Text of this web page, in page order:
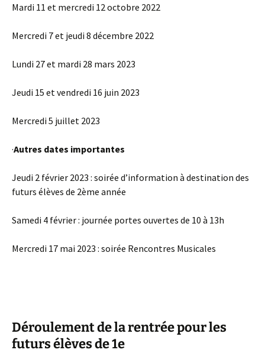
Mardi 11 et mercredi 12 octobre 2022
Mercredi 7 et jeudi 8 décembre 2022
Lundi 27 et mardi 28 mars 2023
Jeudi 15 et vendredi 16 juin 2023
Mercredi 5 juillet 2023
·Autres dates importantes
Jeudi 2 février 2023 : soirée d’information à destination des
futurs élèves de 2ème année
Samedi 4 février : journée portes ouvertes de 10 à 13h
Mercredi 17 mai 2023 : soirée Rencontres Musicales
Déroulement de la rentrée pour les
futurs élèves de 1e